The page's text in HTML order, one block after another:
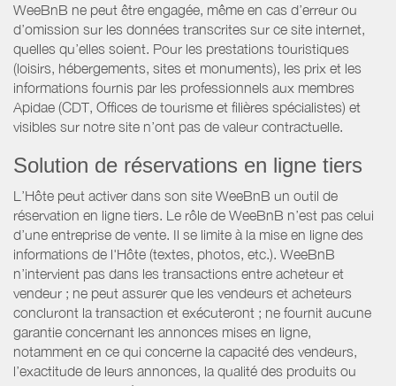
WeeBnB ne peut être engagée, même en cas d’erreur ou
d’omission sur les données transcrites sur ce site internet,
quelles qu’elles soient. Pour les prestations touristiques
(loisirs, hébergements, sites et monuments), les prix et les
informations fournis par les professionnels aux membres
Apidae (CDT, Offices de tourisme et filières spécialistes) et
visibles sur notre site n’ont pas de valeur contractuelle.
Solution de réservations en ligne tiers
L’Hôte peut activer dans son site WeeBnB un outil de
réservation en ligne tiers. Le rôle de WeeBnB n’est pas celui
d’une entreprise de vente. Il se limite à la mise en ligne des
informations de l'Hôte (textes, photos, etc.). WeeBnB
n’intervient pas dans les transactions entre acheteur et
vendeur ; ne peut assurer que les vendeurs et acheteurs
concluront la transaction et exécuteront ; ne fournit aucune
garantie concernant les annonces mises en ligne,
notamment en ce qui concerne la capacité des vendeurs,
l’exactitude de leurs annonces, la qualité des produits ou